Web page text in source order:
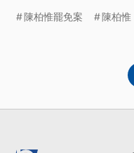
陳柏惟罷免案 陳柏惟